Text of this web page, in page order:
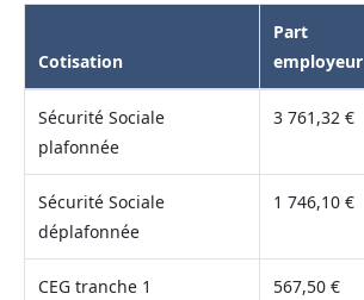
Cotisation
Part
employeur
Sécurité Sociale
plafonnée
3 761,32 €
Sécurité Sociale
déplafonnée
1 746,10 €
CEG tranche 1 567,50 €